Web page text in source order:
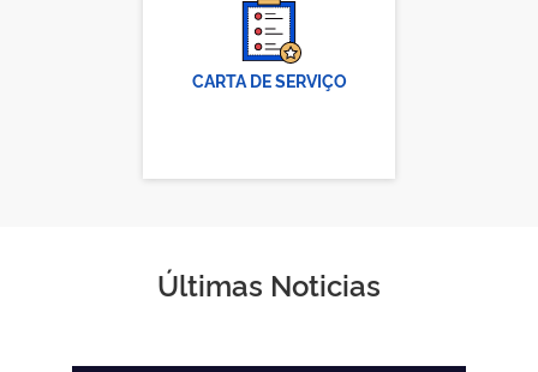
CARTA DE SERVIÇO
Últimas Noticias